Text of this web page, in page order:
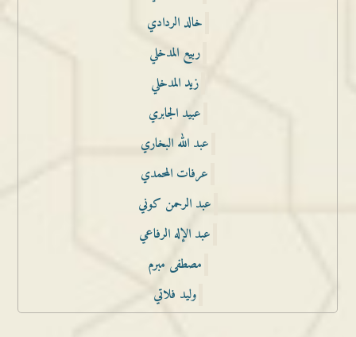
خالد الردادي
ربيع المدخلي
زيد المدخلي
عبيد الجابري
عبد الله البخاري
عرفات المحمدي
عبد الرحمن كوني
عبد الإله الرفاعي
مصطفى مبرم
وليد فلاتي